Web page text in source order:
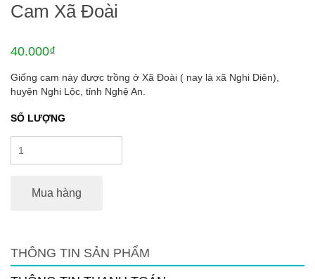
Cam Xã Đoài
40.000₫
Giống cam này được trồng ở Xã Đoài ( nay là xã Nghi Diên),
huyện Nghi Lộc, tỉnh Nghệ An.
SỐ LƯỢNG
Mua hàng
THÔNG TIN SẢN PHẨM